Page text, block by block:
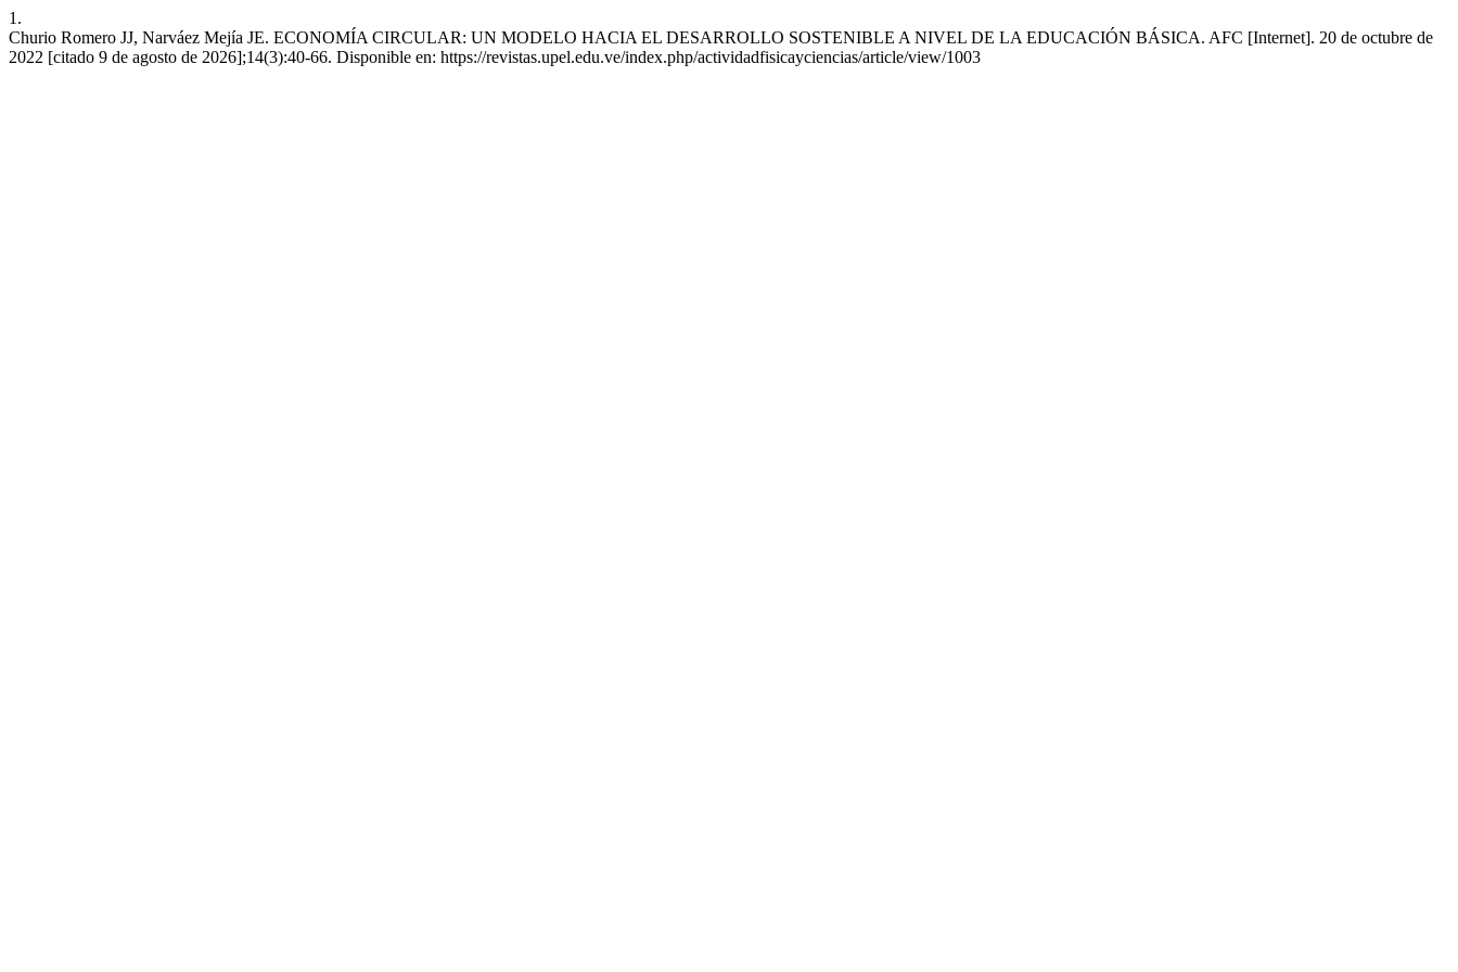
1.
Churio Romero JJ, Narváez Mejía JE. ECONOMÍA CIRCULAR: UN MODELO HACIA EL DESARROLLO SOSTENIBLE A NIVEL DE LA EDUCACIÓN BÁSICA. AFC [Internet]. 20 de octubre de
2022 [citado 9 de agosto de 2026];14(3):40-66. Disponible en: https://revistas.upel.edu.ve/index.php/actividadfisicayciencias/article/view/1003